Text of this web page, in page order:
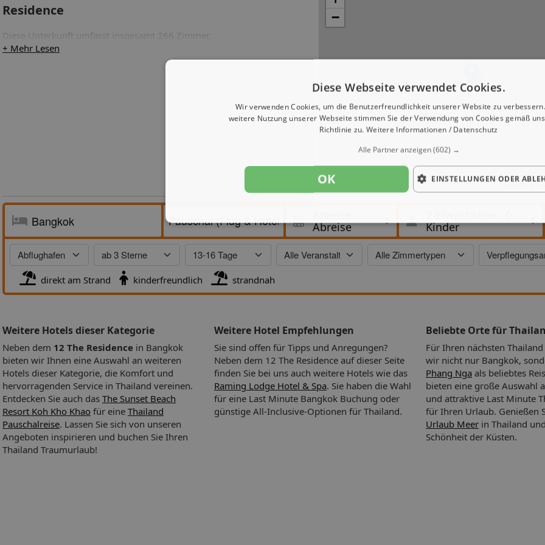
Residence
Diese Unterkunft umfasst insgesamt 266 Zimmer.
+ Mehr Lesen
−
Leaflet | ©
Abreise
Kinder
direkt am Strand kinderfreundlich strandnah
Weitere Hotels dieser Kategorie
Neben dem 12 The Residence in Bangkok
bieten wir Ihnen eine Auswahl an weiteren
Hotels dieser Kategorie, die Komfort und
hervorragenden Service in Thailand vereinen.
Entdecken Sie auch das The Sunset Beach
Resort Koh Kho Khao für eine Thailand
Pauschalreise. Lassen Sie sich von unseren
Angeboten inspirieren und buchen Sie Ihren
Thailand Traumurlaub!
Weitere Hotel Empfehlungen
Sie sind offen für Tipps und Anregungen?
Neben dem 12 The Residence auf dieser Seite
finden Sie bei uns auch weitere Hotels wie das
Raming Lodge Hotel & Spa. Sie haben die Wahl
für eine Last Minute Bangkok Buchung oder
günstige All-Inclusive-Optionen für Thailand.
Beliebte Orte für
Für Ihren nächsten
wir nicht nur Bangkok,
Phang Nga als beliebtes
bieten eine große Auswahl
und attraktive Last Minute
für Ihren Urlaub. Genießen
Urlaub Meer in Thailand
Schönheit der Küsten.
Diese Webseite verwendet Cookies.
Wir verwenden Cookies, um die Benutzerfreundlichkeit unserer Website zu
weitere Nutzung unserer Webseite stimmen Sie der Verwendung von Cookies gemäß
Richtlinie zu. Weitere Informationen / Datenschutz
Alle Partner anzeigen(602) →
OK EINSTELLUNGEN ODER